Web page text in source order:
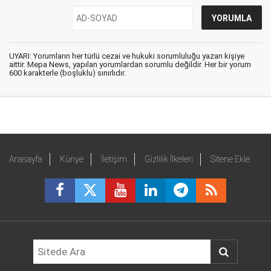
UYARI: Yorumların her türlü cezai ve hukuki sorumluluğu yazan kişiye
aittir. Mepa News, yapılan yorumlardan sorumlu değildir. Her bir yorum
600 karakterle (boşluklu) sınırlıdır.
Anasayfa Künye İletişim Gizlilik İlkeleri Sitene Ekle